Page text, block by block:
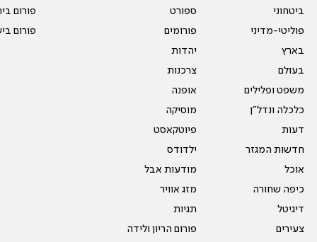
ביטחוני
פוליטי-מדיני
בארץ
בעולם
משפט ופלילים
כלכלה ונדל"ן
דעות
חדשות המגזר
אוכל
כיפה שחורה
דיגיטל
צעירים
ספורט
פורומים
יהדות
צרכנות
אופנה
מוסיקה
פיוטקאסט
ילדודס
מודעות אבל
מזג אוויר
תגיות
פורום הריון ולידה
פורום
פורום